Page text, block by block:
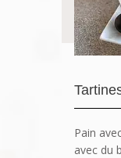
Pain
avec du